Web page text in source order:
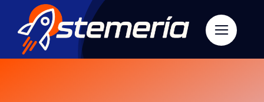
content